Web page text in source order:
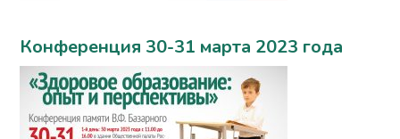
Конференция 30-31 марта 2023 года